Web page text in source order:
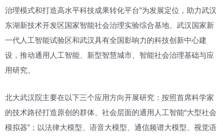
治理模式和打造高水平科技成果转化平台”为发展定位，助力武汉
东湖新技术开发区国家智能社会治理实验综合基地、武汉国家新
一代人工智能试验区和武汉具有全国影响力的科技创新中心建
设，推动通用人工智能、新型智慧城市、智能社会治理基础与应
用研究。
北大武汉院主要在以下三个应用方向开展研究：按照首席科学家
的技术路径打造原创的群体、社会层面的通用人工智能“大型社会
模拟器”；以法律大模型、语音大模型、通信频谱大模型、视觉语